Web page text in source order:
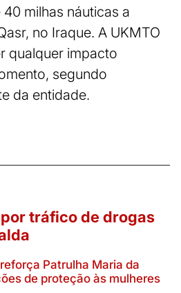
milhas náuticas a
no Iraque. A UKMTO
qualquer impacto
segundo
da entidade.
tráfico de drogas
Patrulha Maria da
de proteção às mulheres